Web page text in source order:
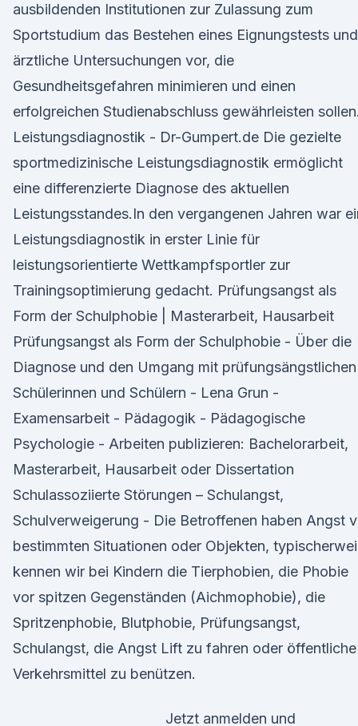
ausbildenden Institutionen zur Zulassung zum
Sportstudium das Bestehen eines Eignungstests und
ärztliche Untersuchungen vor, die
Gesundheitsgefahren minimieren und einen
erfolgreichen Studienabschluss gewährleisten sollen.
Leistungsdiagnostik - Dr-Gumpert.de Die gezielte
sportmedizinische Leistungsdiagnostik ermöglicht
eine differenzierte Diagnose des aktuellen
Leistungsstandes.In den vergangenen Jahren war
Leistungsdiagnostik in erster Linie für
leistungsorientierte Wettkampfsportler zur
Trainingsoptimierung gedacht. Prüfungsangst als
Form der Schulphobie | Masterarbeit, Hausarbeit
Prüfungsangst als Form der Schulphobie - Über die
Diagnose und den Umgang mit prüfungsängstlichen
Schülerinnen und Schülern - Lena Grun -
Examensarbeit - Pädagogik - Pädagogische
Psychologie - Arbeiten publizieren: Bachelorarbeit,
Masterarbeit, Hausarbeit oder Dissertation
Schulassoziierte Störungen – Schulangst,
Schulverweigerung - Die Betroffenen haben Angst
bestimmten Situationen oder Objekten,
kennen wir bei Kindern die Tierphobien, die Phobie
vor spitzen Gegenständen (Aichmophobie), die
Spritzenphobie, Blutphobie, Prüfungsangst,
Schulangst, die Angst Lift zu fahren oder öffentliche
Verkehrsmittel zu benützen.
Jetzt anmelden und